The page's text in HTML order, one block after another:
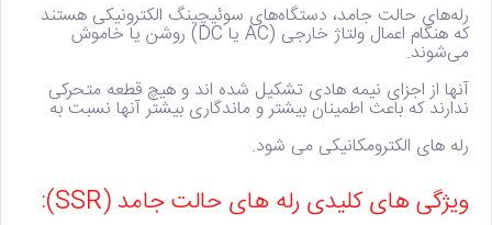
رله‌های حالت جامد، دستگاه‌های سوئیچینگ الکترونیکی هستند
که هنگام اعمال ولتاژ خارجی (AC یا DC) روشن یا خاموش
می‌شوند.
آنها از اجزای نیمه هادی تشکیل شده اند و هیچ قطعه متحرکی
ندارند که باعث اطمینان بیشتر و ماندگاری بیشتر آنها نسبت به
رله های الکترومکانیکی می شود.
ویژگی های کلیدی رله های حالت جامد (SSR):